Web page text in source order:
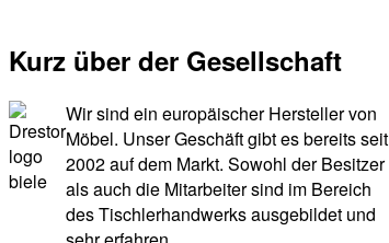
Kurz über der Gesellschaft
Wir sind ein europäischer Hersteller von
Möbel. Unser Geschäft gibt es bereits seit
2002 auf dem Markt. Sowohl der Besitzer
als auch die Mitarbeiter sind im Bereich
des Tischlerhandwerks ausgebildet und